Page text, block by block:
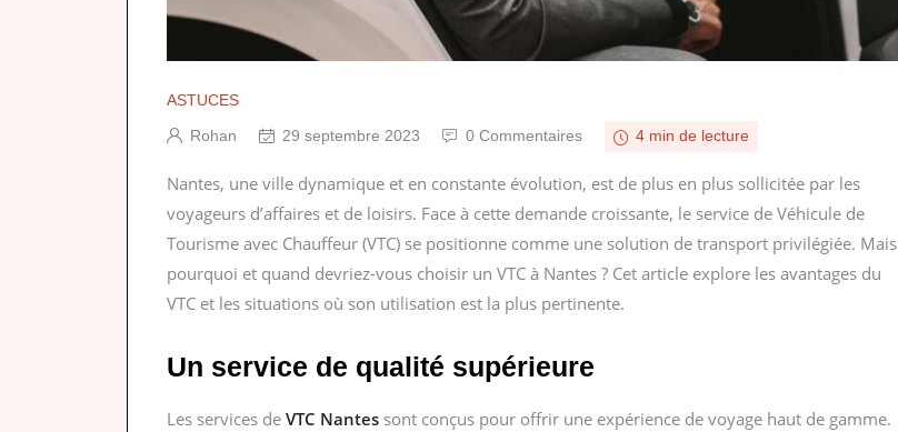
ASTUCES
Rohan
29 septembre 2023 0 Commentaires 4 min de lecture
Nantes, une ville dynamique et en constante évolution, est de plus en plus sollicitée par les
voyageurs d’affaires et de loisirs. Face à cette demande croissante, le service de Véhicule de
Tourisme avec Chauffeur (VTC) se positionne comme une solution de transport privilégiée. Mais
pourquoi et quand devriez-vous choisir un VTC à Nantes ? Cet article explore les avantages du
VTC et les situations où son utilisation est la plus pertinente.
Un service de qualité supérieure
Les services de VTC Nantes sont conçus pour offrir une expérience de voyage haut de gamme.